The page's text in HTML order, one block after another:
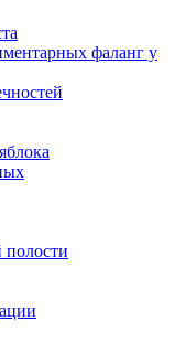
фаланг у
полости